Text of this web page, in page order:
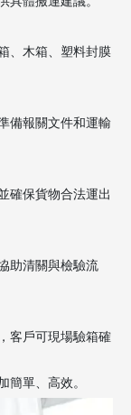
、木箱、塑料封膜
備報關文件和運輸
確保貨物合法運出
助清關與檢驗流
客戶可現場驗箱確
簡單、高效。